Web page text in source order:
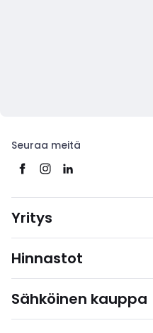
Seuraa meitä
Yritys
Hinnastot
Sähköinen kauppa